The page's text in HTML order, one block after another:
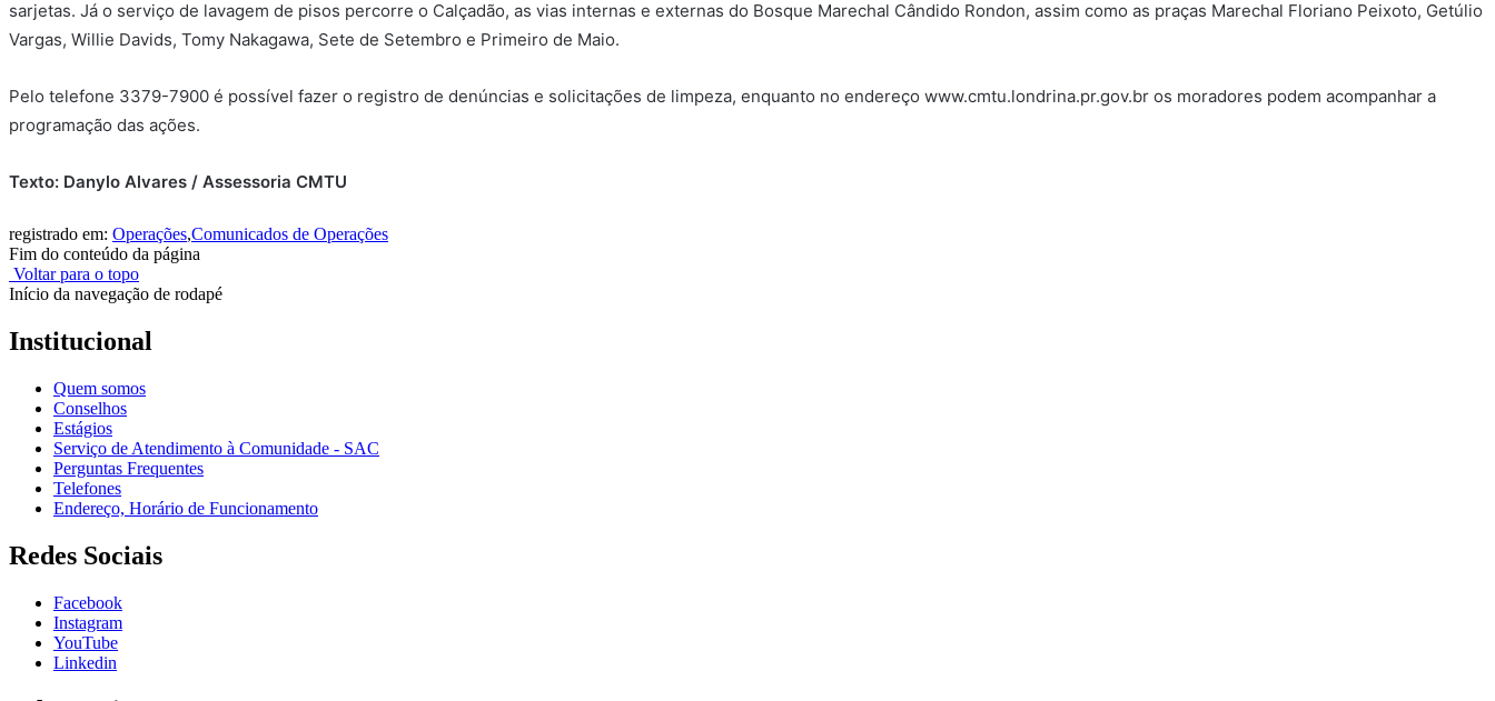
sarjetas. Já o serviço de lavagem de pisos percorre o Calçadão, as vias internas e externas do Bosque Marechal Cândido Rondon, assim como as praças Marechal Floriano Peixoto, Getúlio
Vargas, Willie Davids, Tomy Nakagawa, Sete de Setembro e Primeiro de Maio.
Pelo telefone 3379-7900 é possível fazer o registro de denúncias e solicitações de limpeza, enquanto no endereço www.cmtu.londrina.pr.gov.br os moradores podem acompanhar a
programação das ações.
Texto: Danylo Alvares / Assessoria CMTU
registrado em: Operações,Comunicados de Operações
Fim do conteúdo da página
Voltar para o topo
Início da navegação de rodapé
Institucional
Quem somos
Conselhos
Estágios
Serviço de Atendimento à Comunidade - SAC
Perguntas Frequentes
Telefones
Endereço, Horário de Funcionamento
Redes Sociais
Facebook
Instagram
YouTube
Linkedin